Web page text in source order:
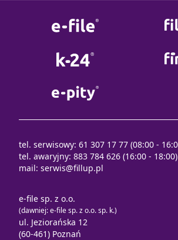
tel. serwisowy: 61 307 17 77 (08:00 -
tel. awaryjny: 883 784 626 (16:00 - 18:00)
mail: serwis@fillup.pl
e-file sp. z o.o.
(dawniej: e-file sp. z o.o. sp. k.)
ul. Jeziorańska 12
(60-461) Poznań